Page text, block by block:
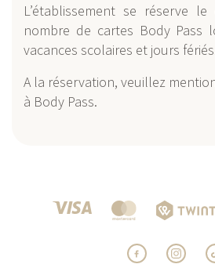
L’établissement se réserve
nombre de cartes Body Pass
vacances scolaires et jours
A la réservation, veuillez
à Body Pass.